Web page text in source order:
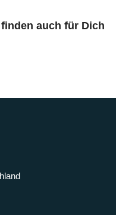
auch für Dich